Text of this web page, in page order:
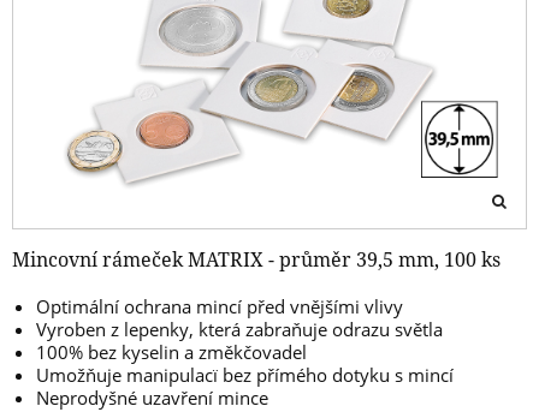
Mincovní rámeček MATRIX - průměr 39,5 mm, 100 ks
Optimální ochrana mincí před vnějšími vlivy
Vyroben z lepenky, která zabraňuje odrazu světla
100% bez kyselin a změkčovadel
Umožňuje manipulacï bez přímého dotyku s mincí
Neprodyšné uzavření mince